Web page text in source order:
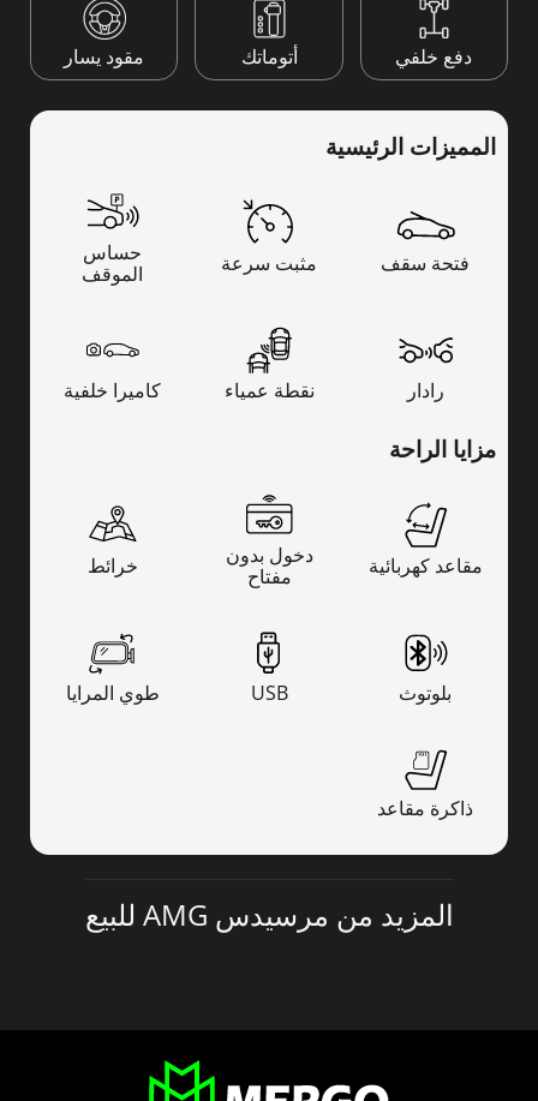
دفع خلفي أتوماتك مقود يسار
المميزات الرئيسية
فتحة سقف مثبت سرعة
حساس
الموقف
رادار نقطة عمياء كاميرا خلفية
مزايا الراحة
مقاعد كهربائية
دخول بدون
مفتاح
خرائط
بلوتوث USB طوي المرايا
ذاكرة مقاعد
المزيد من مرسيدس AMG للبيع